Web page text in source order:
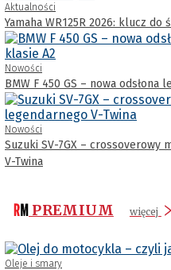
Aktualności
Yamaha WR125R 2026: klucz
Nowości
BMW F 450 GS – nowa
Nowości
Suzuki SV-7GX –
V-Twina
PREMIUM więcej
Oleje i smary